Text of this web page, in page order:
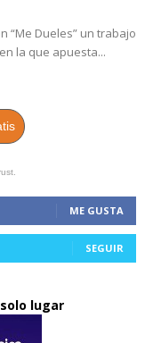
“Me Dueles” un trabajo
la que apuesta...
ME GUSTA
SEGUIR
lugar